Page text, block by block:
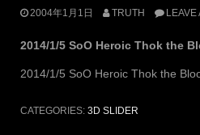
2004年1月1日 TRUTH LEAVE
2014/1/5 SoO Heroic Thok the
2014/1/5 SoO Heroic Thok the
CATEGORIES: 3D SLIDER